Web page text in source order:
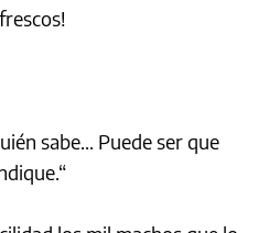
sabe... Puede ser que